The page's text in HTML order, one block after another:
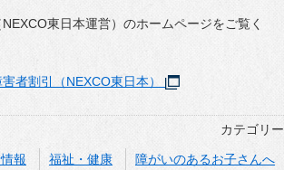
東日本運営）のホームページをご覧く
者割引（NEXCO東日本）
カテゴリー
報 福祉・健康
障がいのあるお子さんへ